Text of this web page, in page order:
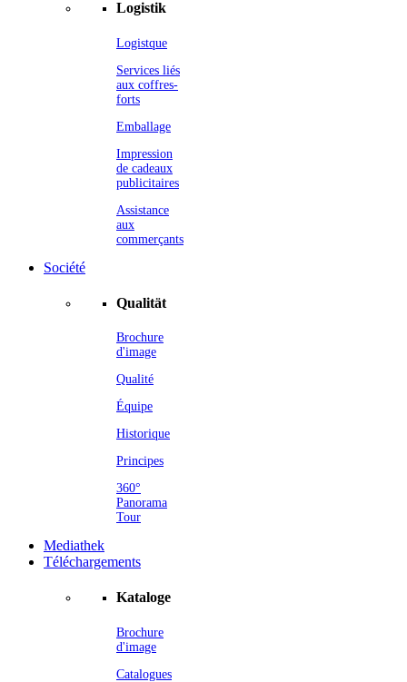
Logistik
Logistque
Services liés
aux coffres-
forts
Emballage
Impression
de cadeaux
publicitaires
Assistance
aux
commerçants
Société
Qualität
Brochure
d'image
Qualité
Équipe
Historique
Principes
360°
Panorama
Tour
Mediathek
Téléchargements
Kataloge
Brochure
d'image
Catalogues